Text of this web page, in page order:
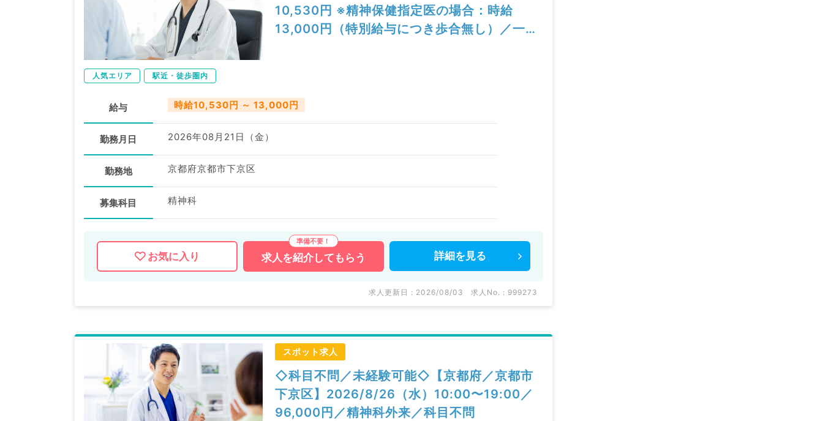
10,530円 ※精神保健指定医の場合：時給
13,000円（特別給与につき歩合無し）／一般
人気エリア 駅近・徒歩圏内
給与 時給10,530円 ～ 13,000円
勤務月日 2026年08月21日（金）
勤務地 京都府京都市下京区
募集科目 精神科
お気に入り 求人を紹介してもらう 詳細を 見る
求人更新日 : 2026/08/03 求人No. : 999273
スポット求人
◇科目不問／未経験可能◇【京都府／京都市
下京区】2026/8/26（水）10:00〜19:00／
96,000円／精神科外来／科目不問